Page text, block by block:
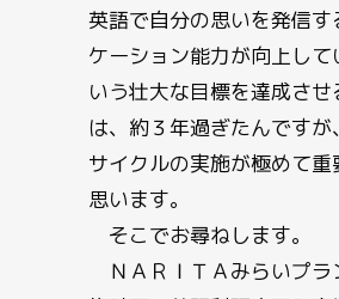
英語で自分の思いを発信す
ケーション能力が向上して
いう壮大な目標を達成させ
は、約３年過ぎたんですが
サイクルの実施が極めて重
思います。
そこでお尋ねします。
ＮＡＲＩＴＡみらいプラ